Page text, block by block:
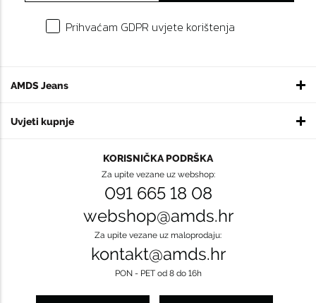
AMDS Jeans
Uvjeti kupnje
Prihvaćam GDPR uvjete korištenja
KORISNIČKA PODRŠKA
Za upite vezane uz webshop:
091 665 18 08
webshop@amds.hr
Za upite vezane uz maloprodaju:
kontakt@amds.hr
PON - PET od 8 do 16h